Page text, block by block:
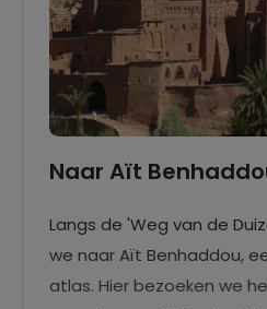
Naar Aït
Langs de 'Weg van de
we naar Aït Benhaddou,
atlas. Hier bezoeken we